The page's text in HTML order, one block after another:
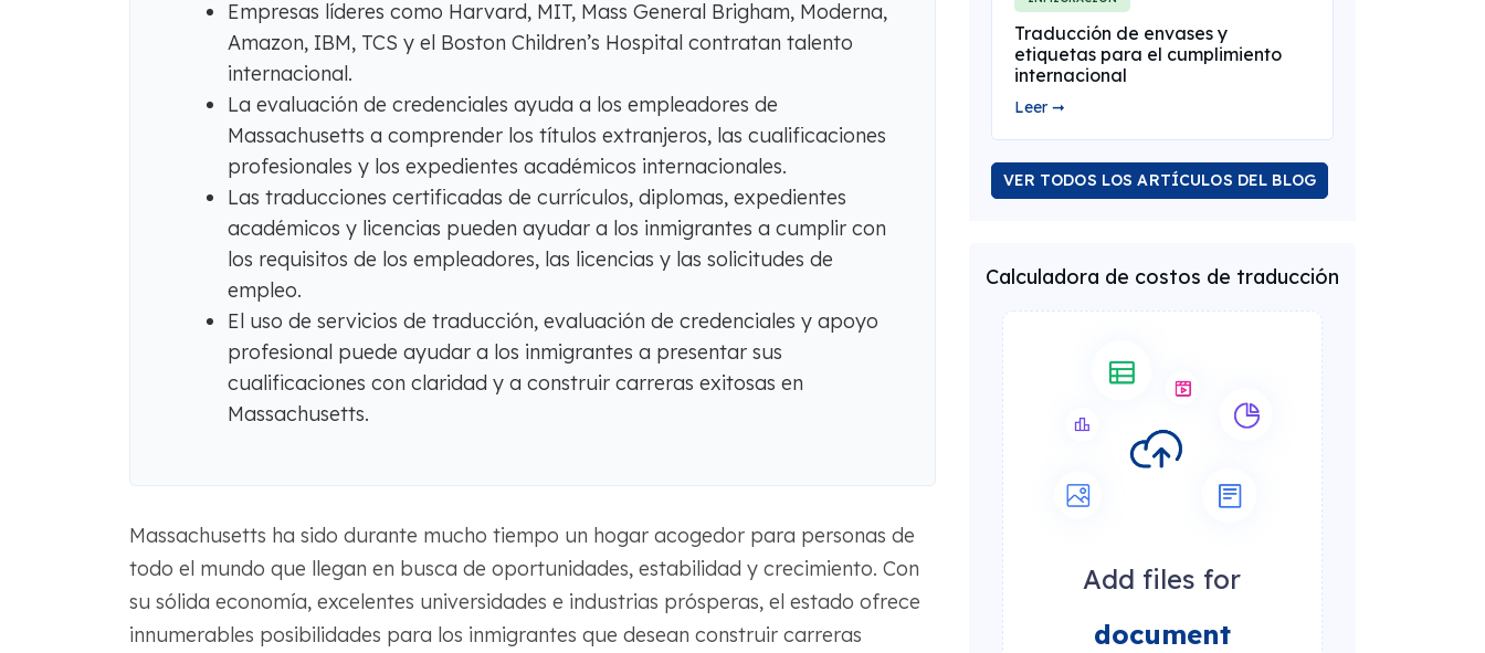
Empresas líderes como Harvard, MIT, Mass General Brigham, Moderna,
Amazon, IBM, TCS y el Boston Children’s Hospital contratan talento
internacional.
La evaluación de credenciales ayuda a los empleadores de
Massachusetts a comprender los títulos extranjeros, las cualificaciones
profesionales y los expedientes académicos internacionales.
Las traducciones certificadas de currículos, diplomas, expedientes
académicos y licencias pueden ayudar a los inmigrantes a cumplir con
los requisitos de los empleadores, las licencias y las solicitudes de
empleo.
El uso de servicios de traducción, evaluación de credenciales y apoyo
profesional puede ayudar a los inmigrantes a presentar sus
cualificaciones con claridad y a construir carreras exitosas en
Massachusetts.
Massachusetts ha sido durante mucho tiempo un hogar acogedor para personas de
todo el mundo que llegan en busca de oportunidades, estabilidad y crecimiento. Con
su sólida economía, excelentes universidades e industrias prósperas, el estado ofrece
innumerables posibilidades para los inmigrantes que desean construir carreras
Traducción de envases y
etiquetas para el cumplimiento
internacional
Leer ➞
VER TODOS LOS ARTÍCULOS DEL BLOG
Calculadora de costos de traducción
Add files for
document